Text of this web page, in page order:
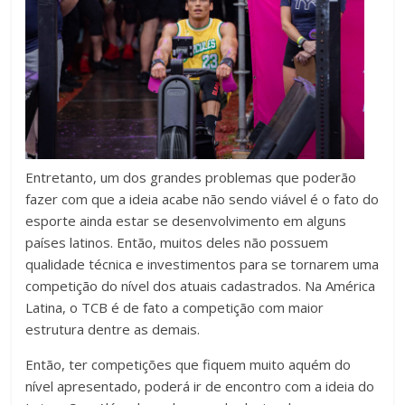
Entretanto, um dos grandes problemas que poderão
fazer com que a ideia acabe não sendo viável é o fato do
esporte ainda estar se desenvolvimento em alguns
países latinos. Então, muitos deles não possuem
qualidade técnica e investimentos para se tornarem uma
competição do nível dos atuais cadastrados. Na América
Latina, o TCB é de fato a competição com maior
estrutura dentre as demais.
Então, ter competições que fiquem muito aquém do
nível apresentado, poderá ir de encontro com a ideia do